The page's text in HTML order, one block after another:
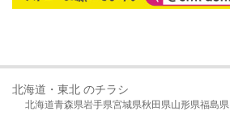
北海道・東北 のチラシ
北海道青森県岩手県宮城県秋田県山形県福島県